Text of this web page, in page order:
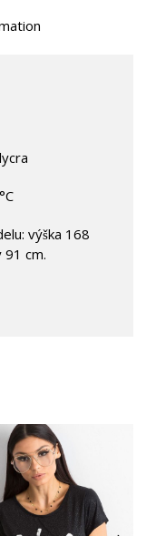
výška 168
91 cm.